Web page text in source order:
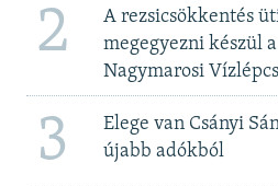
2
A rezsicsökkentés
megegyezni készül
Nagymarosi
3
Elege van Csányi
újabb adókból